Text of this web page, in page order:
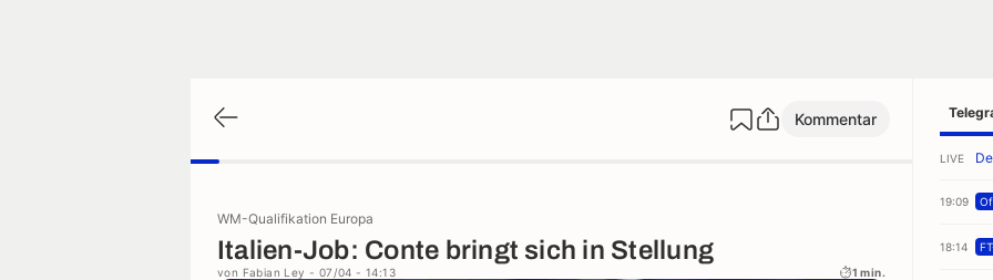
Kommentar
WM-Qualifikation Europa
Italien-Job: Conte bringt sich in Stellung
von Fabian Ley - 07/04 - 14:13 1 min.
LIVE
19:09
18:14